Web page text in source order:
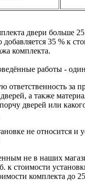
двери больше
добавляется 35 % к
комплекта.
работы -
ответственность за
а также
дверей или
не относится и
не в наших
к стоимости
комплекта до